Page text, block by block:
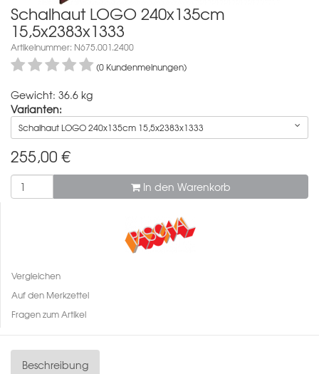
Schalhaut LOGO 240x135cm
15,5x2383x1333
Artikelnummer: N675.001.2400
(0 Kundenmeinungen)
Gewicht: 36.6 kg
Varianten:
Schalhaut LOGO 240x135cm 15,5x2383x1333
255,00 €
In den Warenkorb
Vergleichen
Auf den Merkzettel
Fragen zum Artikel
Beschreibung